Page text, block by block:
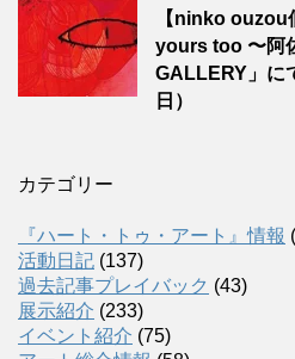
【ninko ouzou
yours too 〜阿
GALLERY」に
日）
カテゴリー
『ハート・トゥ・アート』情報
活動日記 (137)
過去記事プレイバック (43)
展示紹介 (233)
イベント紹介 (75)